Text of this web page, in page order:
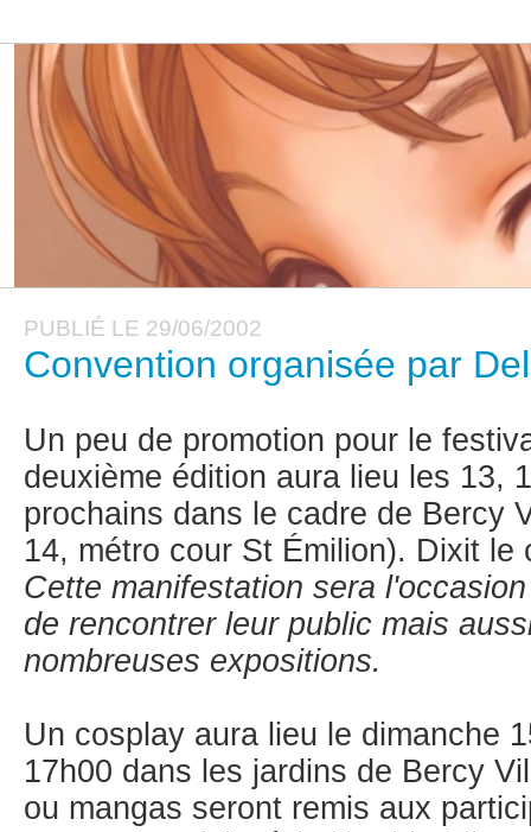
PUBLIÉ LE 29/06/2002
Convention organisée par
Un peu de promotion pour le
deuxième édition aura lieu les 13,
prochains dans le cadre de Bercy
14, métro cour St Émilion). Dixit le
Cette manifestation sera
de rencontrer leur public mais
nombreuses expositions.
Un cosplay aura lieu le dimanche
17h00 dans les jardins de Bercy
ou mangas seront remis aux